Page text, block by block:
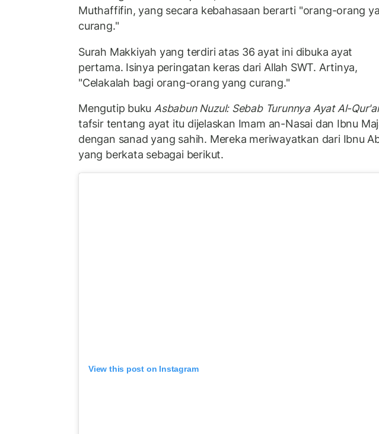
Muthaffifin, yang secara kebahasaan berarti "orang-orang
curang."
Surah Makkiyah yang terdiri atas 36 ayat ini dibuka ayat
pertama. Isinya peringatan keras dari Allah SWT. Artinya,
"Celakalah bagi orang-orang yang curang."
Mengutip buku Asbabun Nuzul: Sebab Turunnya Ayat Al-
tafsir tentang ayat itu dijelaskan Imam an-Nasai dan Ibnu
dengan sanad yang sahih. Mereka meriwayatkan dari Ibnu
yang berkata sebagai berikut.
View this post on Instagram